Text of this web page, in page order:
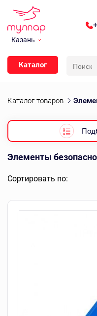
Казань
Каталог
Каталог товаров
Элементы
Сортировать по: